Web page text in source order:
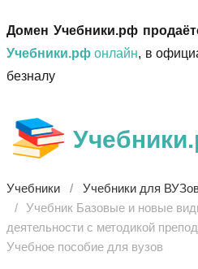
Домен Учебники.рф
Учебники.рф онлайн, в
безналу
Учебники
Учебники для
Учебник Базовые и новые
деятельности с методикой
Учебное пособие для вузов